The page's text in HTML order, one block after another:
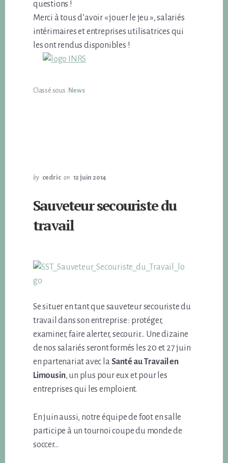
questions !
Merci à tous d’avoir « jouer le jeu », salariés
intérimaires et entreprises utilisatrices qui
les ont rendus disponibles !
Classé sous : News
by cedric on 12 juin 2014
Sauveteur secouriste du
travail
Se situer en tant que sauveteur secouriste du
travail dans son entreprise : protéger,
examiner, faire alerter, secourir… Une dizaine
de nos salariés seront formés les 20 et 27 juin
en partenariat avec laSanté au Travail en
Limousin, un plus pour eux et pour les
entreprises qui les emploient.
En juin aussi, notre équipe de foot en salle
participe à un tournoi coupe du monde de
soccer…